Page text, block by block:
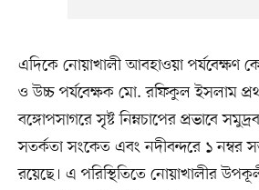
এদিকে নোয়াখালী আবহাওয়া পর্যবেক্ষণ
ও উচ্চ পর্যবেক্ষক মো. রফিকুল ইসলাম
বঙ্গোপসাগরে সৃষ্ট নিম্নচাপের প্রভাবে
সতর্কতা সংকেত এবং নদীবন্দরে ১ নম্বর
রয়েছে। এ পরিস্থিতিতে নোয়াখালীর